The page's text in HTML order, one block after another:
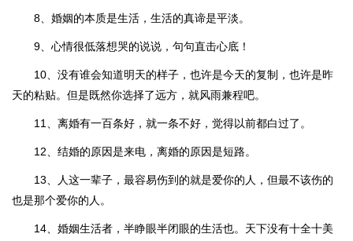
8、婚姻的本质是生活，生活的真谛是平淡。
9、心情很低落想哭的说说，句句直击心底！
10、没有谁会知道明天的样子，也许是今天的复制，也许是昨
天的粘贴。但是既然你选择了远方，就风雨兼程吧。
11、离婚有一百条好，就一条不好，觉得以前都白过了。
12、结婚的原因是来电，离婚的原因是短路。
13、人这一辈子，最容易伤到的就是爱你的人，但最不该伤的
也是那个爱你的人。
14、婚姻生活者，半睁眼半闭眼的生活也。天下没有十全十美